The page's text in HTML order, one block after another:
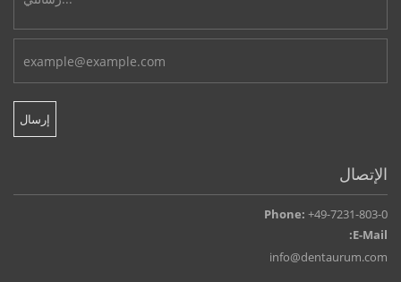
الإتصال
Phone: +49-7231-803-0
E-Mail:
info@dentaurum.com